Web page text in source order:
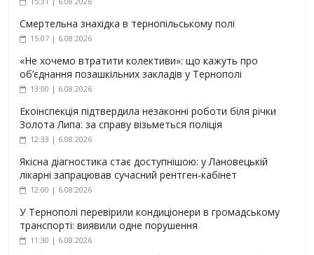
Смертельна знахідка в тернопільському полі
15:07 | 6.08.2026
«Не хочемо втратити колективи»: що кажуть про
об’єднання позашкільних закладів у Тернополі
13:00 | 6.08.2026
Екоінспекція підтвердила незаконні роботи біля річки
Золота Липа: за справу візьметься поліція
12:33 | 6.08.2026
Якісна діагностика стає доступнішою: у Лановецькій
лікарні запрацював сучасний рентген-кабінет
12:00 | 6.08.2026
У Тернополі перевірили кондиціонери в громадському
транспорті: виявили одне порушення
11:30 | 6.08.2026